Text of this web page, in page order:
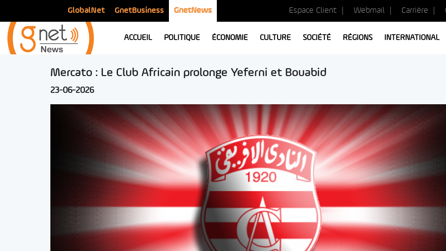
GlobalNet GnetBusiness GnetNews Espace Client Webmail Carrière
ACCUEIL POLITIQUE ÉCONOMIE CULTURE SOCIÉTÉ RÉGIONS INTERNATIONAL
Mercato : Le Club Africain prolonge Yeferni et Bouabid
23-06-2026